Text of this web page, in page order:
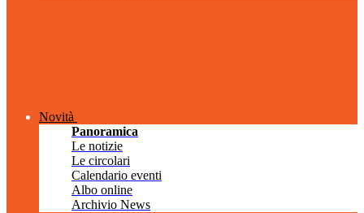
Novità
Panoramica
Le notizie
Le circolari
Calendario eventi
Albo online
Archivio News